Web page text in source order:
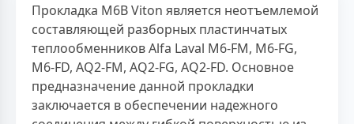
Прокладка M6B Viton является неотъемлемой
составляющей разборных пластинчатых
теплообменников Alfa Laval M6-FM, M6-FG,
M6-FD, AQ2-FM, AQ2-FG, AQ2-FD. Основное
предназначение данной прокладки
заключается в обеспечении надежного